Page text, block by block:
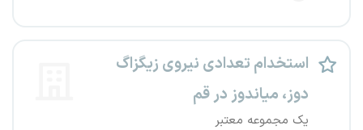
استخدام تعدادی نیروی زیگزاگ
دوز، میاندوز در قم
یک مجموعه معتبر